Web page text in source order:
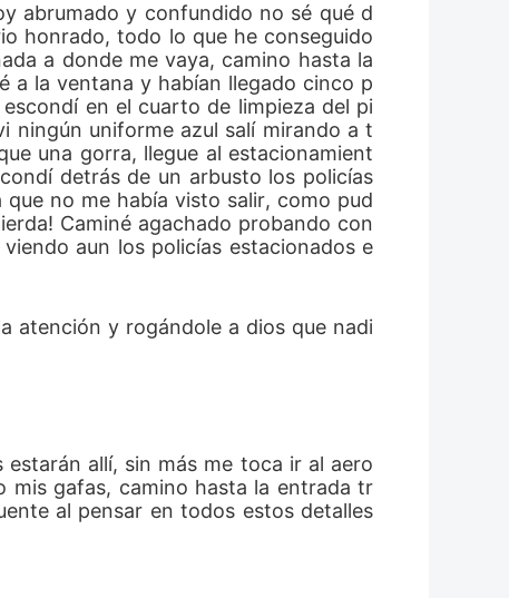
abrumado y confundido no sé qué d
honrado, todo lo que he conseguido
a donde me vaya, camino hasta la
a la ventana y habían llegado cinco p
en el cuarto de limpieza del pi
ningún uniforme azul salí mirando a t
una gorra, llegue al estacionamient
detrás de un arbusto los policías
no me había visto salir, como pud
Caminé agachado probando con
aun los policías estacionados e
atención y rogándole a dios que nadi
allí, sin más me toca ir al aero
mis gafas, camino hasta la entrada tr
al pensar en todos estos detalles